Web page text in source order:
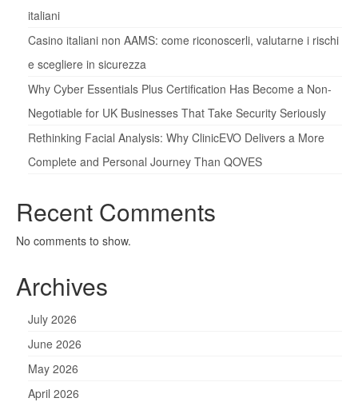
italiani
Casino italiani non AAMS: come riconoscerli, valutarne i rischi
e scegliere in sicurezza
Why Cyber Essentials Plus Certification Has Become a Non-
Negotiable for UK Businesses That Take Security Seriously
Rethinking Facial Analysis: Why ClinicEVO Delivers a More
Complete and Personal Journey Than QOVES
Recent Comments
No comments to show.
Archives
July 2026
June 2026
May 2026
April 2026